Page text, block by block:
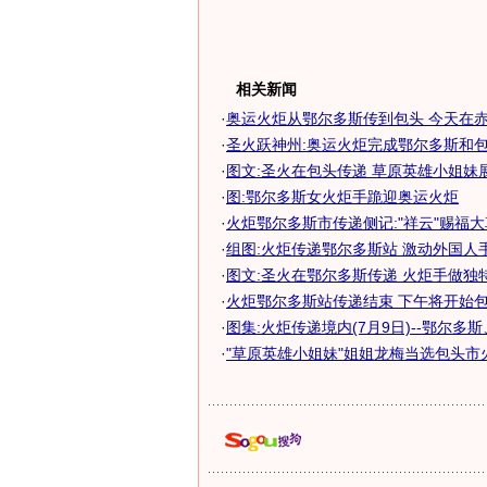
相关新闻
·奥运火炬从鄂尔多斯传到包头 今天在
·圣火跃神州:奥运火炬完成鄂尔多斯和
·图文:圣火在包头传递 草原英雄小姐妹
·图:鄂尔多斯女火炬手跪迎奥运火炬
·火炬鄂尔多斯市传递侧记:"祥云"赐福
·组图:火炬传递鄂尔多斯站 激动外国人
·图文:圣火在鄂尔多斯传递 火炬手做独
·火炬鄂尔多斯站传递结束 下午将开始
·图集:火炬传递境内(7月9日)--鄂尔多斯
·"草原英雄小姐妹"姐姐龙梅当选包头市